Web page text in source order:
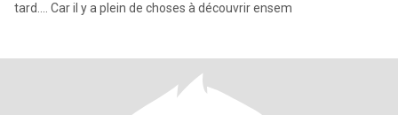
tard…. Car il y a plein de choses à découvrir ensem